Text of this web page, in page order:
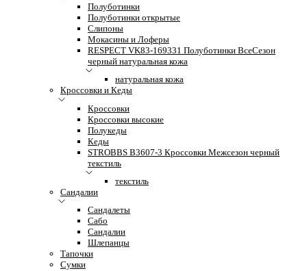
Полуботинки
Полуботинки открытые
Слипоны
Мокасины и Лоферы
RESPECT VK83-169331 Полуботинки ВсеСезон
черный натуральная кожа
натуральная кожа
Кроссовки и Кеды
Кроссовки
Кроссовки высокие
Полукеды
Кеды
STROBBS B3607-3 Кроссовки Межсезон черный
текстиль
текстиль
Сандалии
Сандалеты
Сабо
Сандалии
Шлепанцы
Тапочки
Сумки